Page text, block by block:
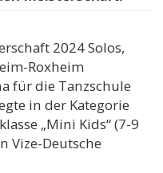
2024 Solos,
Roxheim
für die Tanzschule
in der Kategorie
„Mini Kids“ (7-9
Vize-Deutsche